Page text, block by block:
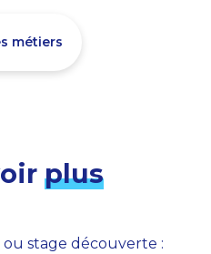
métiers
plus
stage découverte :